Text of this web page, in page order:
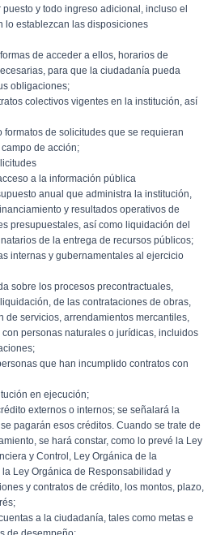
y todo ingreso adicional, incluso el
lo establezcan las disposiciones
de acceder a ellos, horarios de
para que la ciudadanía pueda
obligaciones;
colectivos vigentes en la institución, así
de solicitudes que se requieran
de acción;
a la información pública
anual que administra la institución,
y resultados operativos de
presupuestales, así como liquidación del
de la entrega de recursos públicos;
internas y gubernamentales al ejercicio
sobre los procesos precontractuales,
de las contrataciones de obras,
servicios, arrendamientos mercantiles,
personas naturales o jurídicas, incluidos
que han incumplido contratos con
en ejecución;
externos o internos; se señalará la
pagarán esos créditos. Cuando se trate de
se hará constar, como lo prevé la Ley
y Control, Ley Orgánica de la
Ley Orgánica de Responsabilidad y
y contratos de crédito, los montos, plazo,
a la ciudadanía, tales como metas e